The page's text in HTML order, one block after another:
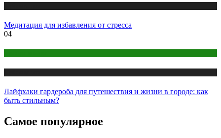
Медитация для избавления от стресса
04
Лайфхаки гардероба для путешествия и жизни в городе: как
быть стильным?
Самое популярное